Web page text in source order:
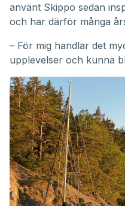
använt Skippo sedan
och har därför många
– För mig handlar det
upplevelser och kunna